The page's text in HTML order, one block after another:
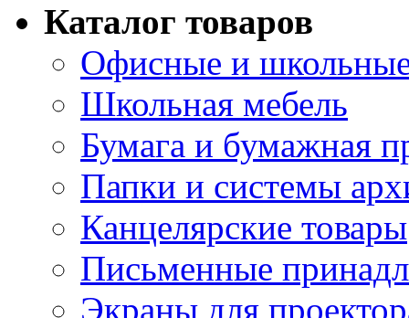
Каталог товаров
Офисные и
Школьная мебель
Бумага и бумажная
Папки и системы
Канцелярские товары
Письменные
Экраны для